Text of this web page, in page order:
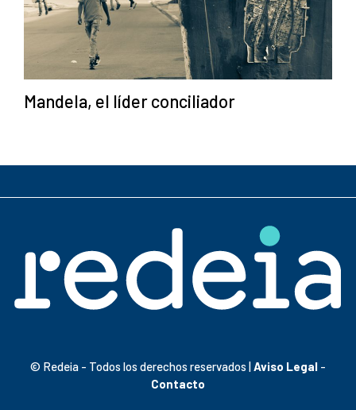
Mandela, el líder conciliador
© Redeia - Todos los derechos reservados |Aviso Legal -
Contacto